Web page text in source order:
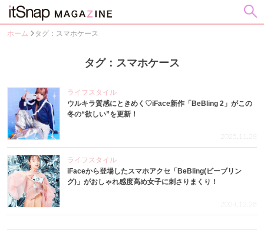
ホーム タグ：スマホケース
タグ：スマホケース
ライフスタイル
ウルキラ質感にときめく♡iFace新作「BeBling 2」がこの
冬の“欲しい”を更新！
2025.11.28
ライフスタイル
iFaceから登場したスマホアクセ「BeBling(ビーブリン
グ)」がおしゃれ感度高め女子に刺さりまくり！
2024.12.28